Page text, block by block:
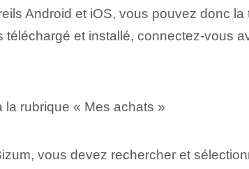
Android et iOS, vous pouvez donc
téléchargé et installé, connectez-vous
la rubrique « Mes achats »
vous devez rechercher et